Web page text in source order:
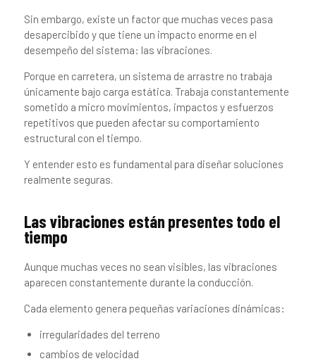
Sin embargo, existe un factor que muchas veces pasa
desapercibido y que tiene un impacto enorme en el
desempeño del sistema: las vibraciones.
Porque en carretera, un sistema de arrastre no trabaja
únicamente bajo carga estática. Trabaja constantemente
sometido a micro movimientos, impactos y esfuerzos
repetitivos que pueden afectar su comportamiento
estructural con el tiempo.
Y entender esto es fundamental para diseñar soluciones
realmente seguras.
Las vibraciones están presentes todo el
tiempo
Aunque muchas veces no sean visibles, las vibraciones
aparecen constantemente durante la conducción.
Cada elemento genera pequeñas variaciones dinámicas:
irregularidades del terreno
cambios de velocidad